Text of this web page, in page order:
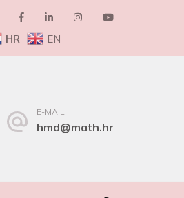
HR EN
E-MAIL
hmd@math.hr